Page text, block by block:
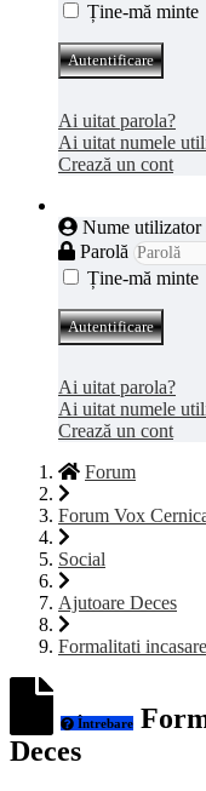
Ține-mă minte
Autentificare
Ai uitat parola?
Ai uitat numele
Crează un cont
Nume utilizator
Parolă
Ține-mă minte
Autentificare
Ai uitat parola?
Ai uitat numele
Crează un cont
Forum
Forum Vox
Social
Ajutoare Deces
Formalitati
Întrebare
Deces